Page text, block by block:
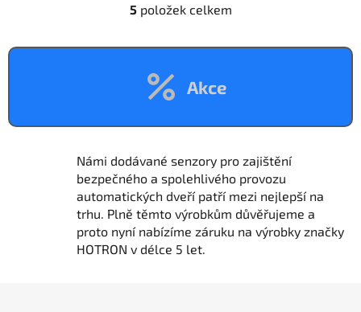
O
l
d
c
p
r
v
k
y
v
5položek celkem
Akce
Námi dodávané senzory pro zajištění
bezpečného a spolehlivého provozu
automatických dveří patří mezi nejlepší na
trhu. Plně těmto výrobkům důvěřujeme a
proto nyní nabízíme záruku na výrobky značky
HOTRON v délce 5 let.